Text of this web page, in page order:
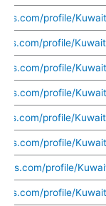
profile/
profile/
profile/
profile/
profile/
profile/
profile/
profile/